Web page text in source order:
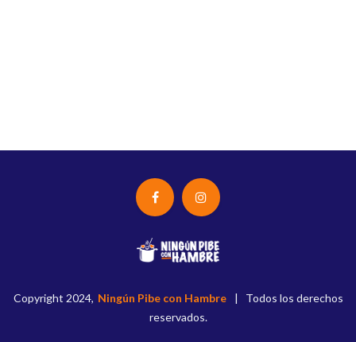
Copyright 2024, Ningún Pibe con Hambre
| Todos los derechos
reservados.